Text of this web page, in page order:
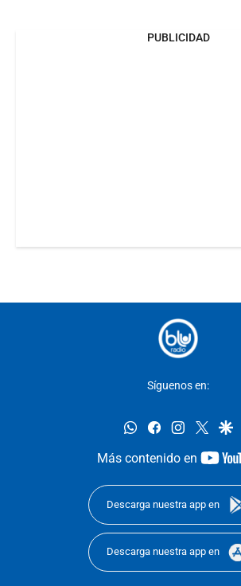
PUBLICIDAD
Síguenos en:
whatsappfacebookinstagram
twitter
Más contenido en
Descarga nuestra app en
Descarga nuestra app en